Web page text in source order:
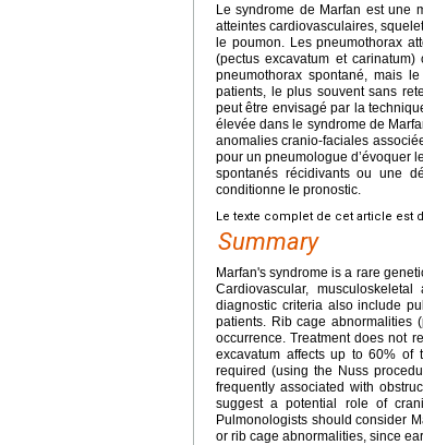
Le syndrome de Marfan est
atteintes cardiovasculaires,
le poumon. Les pneumothorax
(pectus excavatum et
pneumothorax spontané, mais
patients, le plus souvent sans
peut être envisagé par la
élevée dans le syndrome de
anomalies cranio-faciales
pour un pneumologue d’évoquer
spontanés récidivants ou une
conditionne le pronostic.
Le texte complet de cet article est
Summary
Marfan's syndrome is a rare
Cardiovascular,
diagnostic criteria also include
patients. Rib cage abnormalities
occurrence. Treatment does not
excavatum affects up to 60% of
required (using the Nuss
frequently associated with
suggest a potential role of
Pulmonologists should consider
or rib cage abnormalities, since